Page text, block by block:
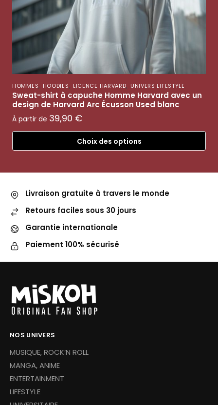
HOMMES, HOODIES, LICENCE HARVARD, UNIVERS LIFESTYLE
Sweat-shirt à capuche Homme Harvard avec un
design de Harvard Arc Écusson Used blanc
À partir de 39,90 €
Choix des options
Livraison gratuite à travers le monde
Retours faciles sous 30 jours
Garantie internationale
Paiement 100% sécurisé
NOS UNIVERS
MUSIQUE, ROCK’N ROLL
MANGA, ANIME
ENTERTAINMENT
LIFESTYLE